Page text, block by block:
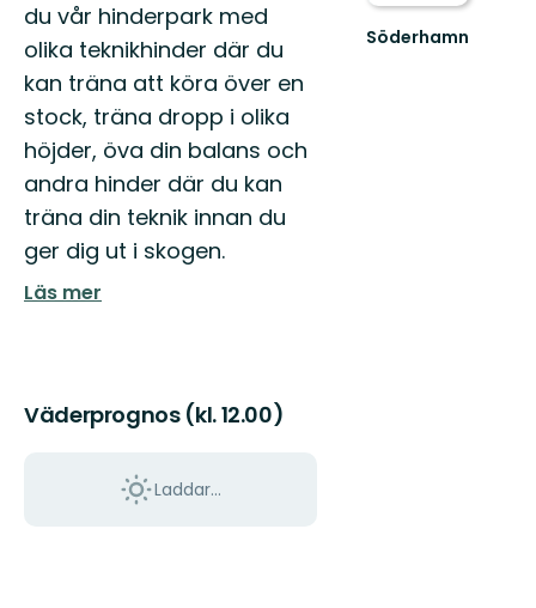
du vår hinderpark med
olika teknikhinder där du
kan träna att köra över en
stock, träna dropp i olika
höjder, öva din balans och
andra hinder där du kan
träna din teknik innan du
ger dig ut i skogen.
Läs mer
Väderprognos (kl. 12.00)
Laddar...
Söderhamn